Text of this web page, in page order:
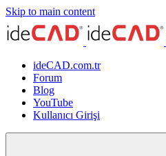
Skip to main content
ideCAD.com.tr
Forum
Blog
YouTube
Kullanıcı Girişi